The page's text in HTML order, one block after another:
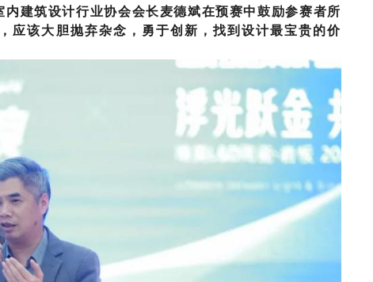
内建筑设计行业协会会长麦德斌在预赛中鼓励参赛者所
应该大胆抛弃杂念，勇于创新，找到设计最宝贵的价